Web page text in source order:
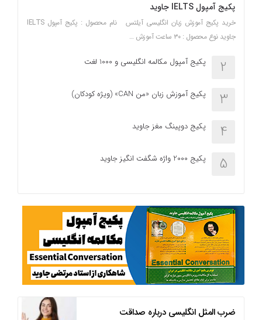
پکیج آمپول IELTS جاوید
خرید پکیج آموزش زبان انگلیسی آیلتس نام محصول : پکیج آمپول IELTS
جاوید نوع محصول : ۳۰ ساعت آموزش …
2 پکیج آمپول مکالمه انگلیسی و 1000 لغت
3 پکیج آموزش زبان «من CAN» (ویژه کودکان)
4 پکیج دوپینگ مغز جاوید
5 پکیج 2000 واژه شگفت انگیز جاوید
ضرب المثل انگلیسی درباره صداقت